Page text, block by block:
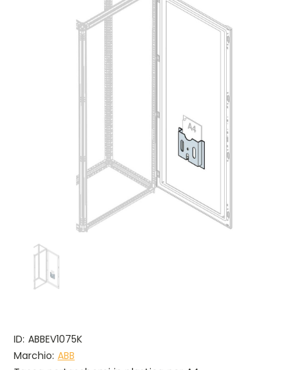
ID: ABBEV1075K
Marchio: ABB